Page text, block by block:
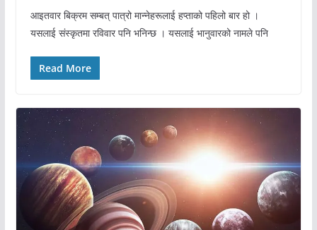
आइतवार बिक्रम सम्बत् पात्रो मान्नेहरूलाई हप्ताको पहिलो बार हो ।
यसलाई संस्कृतमा रविवार पनि भनिन्छ । यसलाई भानुवारको नामले पनि
Read More